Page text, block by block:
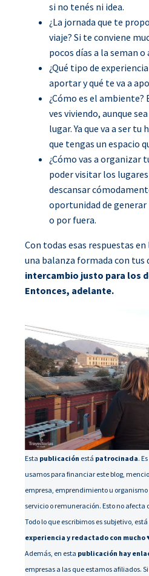
si no tenés ni idea.
¿La jornada que te
viaje? Si te conviene
pocos días a la seman o
¿Qué tipo de experiencia
aportar y qué te va a
¿Cómo es el ambiente?
ves viviendo, aunque
lugar. Ya que va a ser tu
que tengas un espacio
¿Cómo vas a organizar
poder visitar los
descansar
oportunidad de
o por fuera.
Con todas esas respuestas
una balanza formada con tus
intercambio justo para los
Entonces, adelante.
Esta publicación está patrocinada.
usamos para financiar este blog,
empresa, emprendimiento u
servicio o remuneración. Esto no afecta
Todo lo que escribimos es subjetivo,
experiencia y redactado con mucho
Además, en esta publicación hay
empresas a las que estamos afiliados.